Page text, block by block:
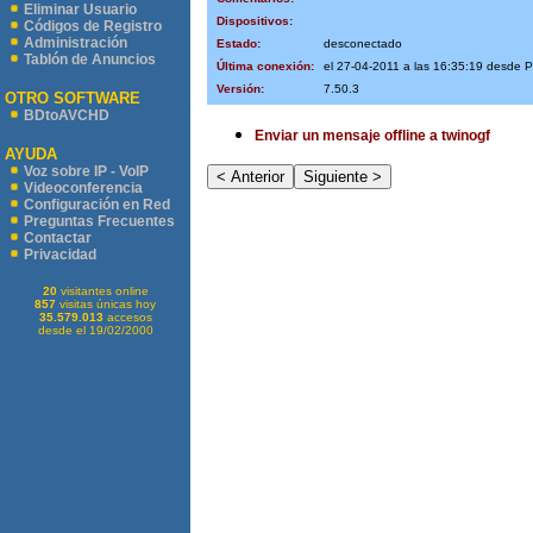
Eliminar Usuario
Códigos de Registro
Administración
Tablón de Anuncios
OTRO SOFTWARE
BDtoAVCHD
AYUDA
Voz sobre IP - VoIP
Videoconferencia
Configuración en Red
Preguntas Frecuentes
Contactar
Privacidad
20visitantes online
857 visitas únicas hoy
35.579.013 accesos
desde el 19/02/2000
Dispositivos:
Estado:
desconectado
Última conexión:
el 27-04-2011 a las 16:35:19 desde
Versión:
7.50.3
Enviar un mensaje offline a twinogf